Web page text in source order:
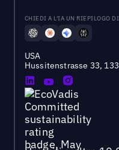
CHIEDI A L'IA UN RIEPILOGO
USA
Hussitenstrasse 33,